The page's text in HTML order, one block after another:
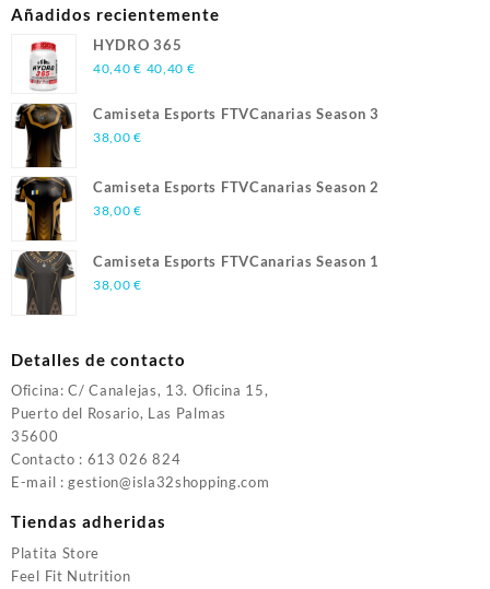
Añadidos recientemente
HYDRO 365
40,40€ 40,40 €
Camiseta Esports FTVCanarias Season 3
38,00€
Camiseta Esports FTVCanarias Season 2
38,00€
Camiseta Esports FTVCanarias Season 1
38,00€
Detalles de contacto
Oficina: C/ Canalejas, 13. Oficina 15,
Puerto del Rosario, Las Palmas
35600
Contacto : 613 026 824
E-mail : gestion@isla32shopping.com
Tiendas adheridas
Platita Store
Feel Fit Nutrition